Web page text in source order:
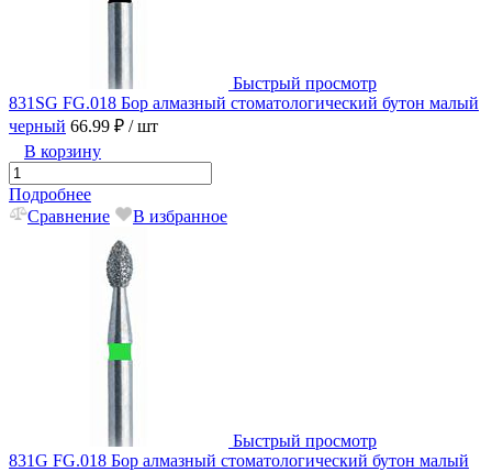
Быстрый просмотр
831SG FG.018 Бор алмазный стоматологический бутон малый
черный 66.99 ₽ / шт
В корзину
Подробнее
Сравнение
В избранное
Быстрый просмотр
831G FG.018 Бор алмазный стоматологический бутон малый